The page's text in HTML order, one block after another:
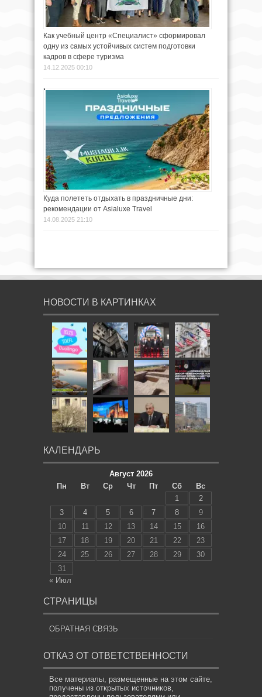
Как учебный центр «Специалист» сформировал
одну из самых устойчивых систем подготовки
кадров в сфере туризма
14.12.2025 00:10
Куда полететь отдыхать в праздничные дни:
рекомендации от Asialuxe Travel
14.08.2025 21:10
НОВОСТИ В КАРТИНКАХ
КАЛЕНДАРЬ
Август 2026
Пн
Вт Ср Чт Пт Сб
Вс
1
2
3
4 5 6 7 8
9
10
11 12 13 14 15
16
17
18 19 20 21 22
23
24
25 26 27 28 29
30
31
« Июл
СТРАНИЦЫ
ОБРАТНАЯ СВЯЗЬ
ОТКАЗ ОТ ОТВЕТСТВЕННОСТИ
Все материалы, размещенные на этом сайте,
получены из открытых источников,